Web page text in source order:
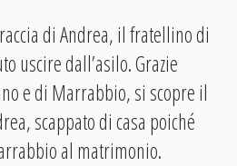
di Andrea, il fratellino di
uscire dall’asilo. Grazie
e di Marrabbio, si scopre il
scappato di casa poiché
al matrimonio.